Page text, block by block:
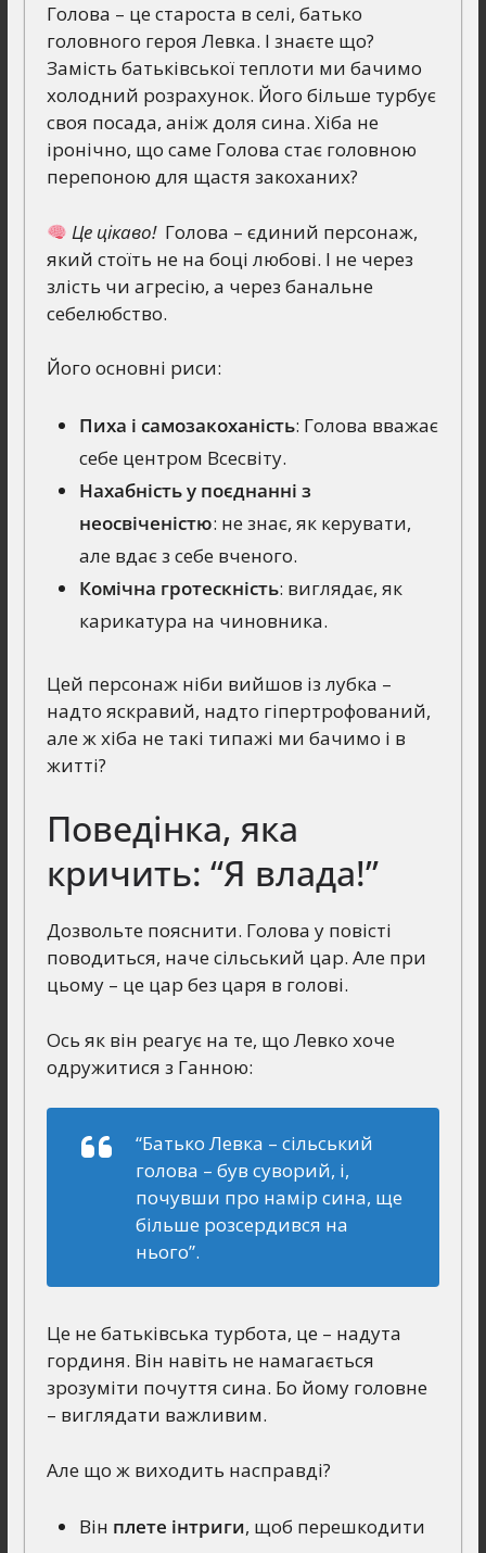
Голова – це староста в селі, батько
головного героя Левка. І знаєте що?
Замість батьківської теплоти ми бачимо
холодний розрахунок. Його більше турбує
своя посада, аніж доля сина. Хіба не
іронічно, що саме Голова стає головною
перепоною для щастя закоханих?
Це цікаво!Голова – єдиний персонаж,
який стоїть не на боці любові. І не через
злість чи агресію, а через банальне
себелюбство.
Його основні риси:
Пиха і самозакоханість: Голова вважає
себе центром Всесвіту.
Нахабність у поєднанні з
неосвіченістю: не знає, як керувати,
але вдає з себе вченого.
Комічна гротескність: виглядає, як
карикатура на чиновника.
Цей персонаж ніби вийшов із лубка –
надто яскравий, надто гіпертрофований,
але ж хіба не такі типажі ми бачимо і в
житті?
Поведінка, яка
кричить: “Я влада!”
Дозвольте пояснити. Голова у повісті
поводиться, наче сільський цар. Але при
цьому – це цар без царя в голові.
Ось як він реагує на те, що Левко хоче
одружитися з Ганною:
“Батько Левка – сільський
голова – був суворий, і,
почувши про намір сина, ще
більше розсердився на
нього”.
Це не батьківська турбота, це – надута
гординя. Він навіть не намагається
зрозуміти почуття сина. Бо йому головне
– виглядати важливим.
Але що ж виходить насправді?
Він плете інтриги, щоб перешкодити